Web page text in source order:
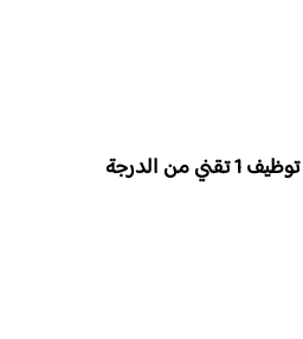
1 تقني من الدرجة